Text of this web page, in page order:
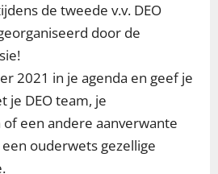
de tweede v.v. DEO
door de
2021 in je agenda en geef je
je DEO team, je
een andere aanverwante
ouderwets gezellige